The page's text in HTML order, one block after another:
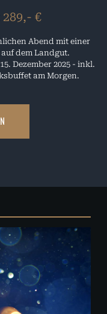
€
Abend mit einer
dem Landgut.
Dezember 2025 - inkl.
am Morgen.